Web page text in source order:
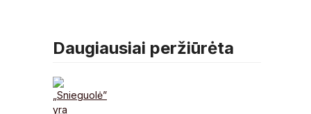
Daugiausiai peržiūrėta